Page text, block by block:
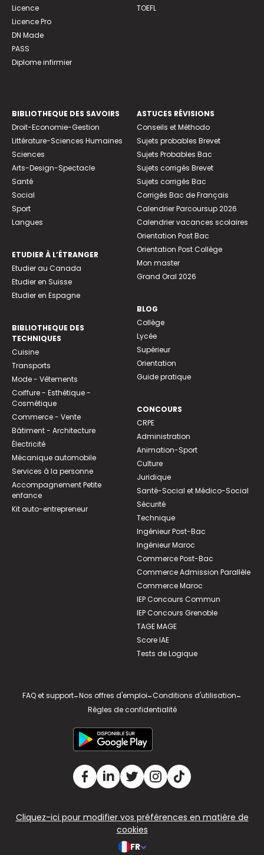
Licence
Licence Pro
DN Made
PASS
Diplome infirmier
TOEFL
BIBLIOTHEQUE DES SAVOIRS
Droit-Economie-Gestion
Littérature-Sciences Humaines
Sciences
Arts-Design-Spectacle
Santé
Social
Sport
Langues
ETUDIER À L’ÉTRANGER
Etudier au Canada
Etudier en Suisse
Etudier en Espagne
BIBLIOTHEQUE DES
TECHNIQUES
Cuisine
Transports
Mode - Vêtements
Coiffure - Esthétique -
Cosmétique
Commerce - Vente
Bâtiment - Architecture
Électricité
Mécanique automobile
Services à la personne
Accompagnement Petite
enfance
Kit auto-entrepreneur
ASTUCES RÉVISIONS
Conseils et Méthodo
Sujets probables Brevet
Sujets Probables Bac
Sujets corrigés Brevet
Sujets corrigés Bac
Corrigés Bac de Français
Calendrier Parcoursup 2026
Calendrier vacances scolaires
Orientation Post Bac
Orientation Post Collège
Mon master
Grand Oral 2026
BLOG
Collège
Lycée
Supérieur
Orientation
Guide pratique
CONCOURS
CRPE
Administration
Animation-Sport
Culture
Juridique
Santé-Social et Médico-Social
Sécurité
Technique
Ingénieur Post-Bac
Ingénieur Maroc
Commerce Post-Bac
Commerce Admission Parallèle
Commerce Maroc
IEP Concours Commun
IEP Concours Grenoble
TAGE MAGE
Score IAE
Tests de Logique
FAQ et support-Nos offres d'emploi-Conditions d'utilisation-
Règles de confidentialité
Cliquez-ici pour modifier vos préférences en matière de
cookies
FR